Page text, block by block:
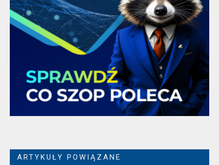
ARTYKUŁY POWIĄZANE